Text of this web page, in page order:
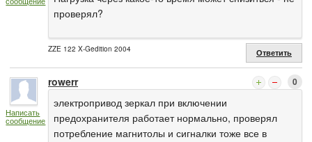
проверял?
ZZE 122 X-Gedition 2004 Ответить
Написать
сообщение
rowerr 0
электропривод зеркал при включении
предохранителя работает нормально, проверял
потребление магнитолы и сигналки тоже все в